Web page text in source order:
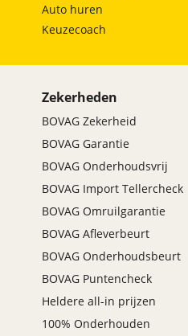
Auto huren
Keuzecoach
Zekerheden
BOVAG Zekerheid
BOVAG Garantie
BOVAG Onderhoudsvrij
BOVAG Import Tellercheck
BOVAG Omruilgarantie
BOVAG Afleverbeurt
BOVAG Onderhoudsbeurt
BOVAG Puntencheck
Heldere all-in prijzen
100% Onderhouden